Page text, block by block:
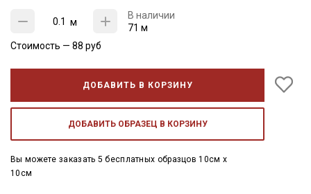
м
В наличии
71 м
Стоимость — 88 руб
ДОБАВИТЬ В КОРЗИНУ
ДОБАВИТЬ ОБРАЗЕЦ В КОРЗИНУ
Вы можете заказать 5 бесплатных образцов 10см x
10см